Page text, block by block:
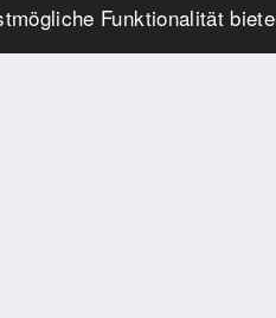
Funktionalität